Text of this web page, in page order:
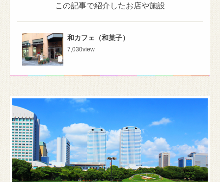
この記事で紹介したお店や施設
和カフェ（和菓子）
7,030view